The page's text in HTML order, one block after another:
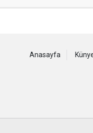
Anasayfa